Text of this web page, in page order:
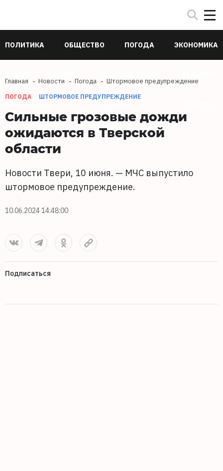
ПОЛИТИКА ОБЩЕСТВО ПОГОДА ЭКОНОМИКА
Главная Новости Погода Штормовое предупреждение
ПОГОДА ШТОРМОВОЕ ПРЕДУПРЕЖДЕНИЕ
Сильные грозовые дожди
ожидаются в Тверской
области
Новости Твери, 10 июня. — МЧС выпустило
штормовое предупреждение.
10.06.2024 14:48:00
Подписаться